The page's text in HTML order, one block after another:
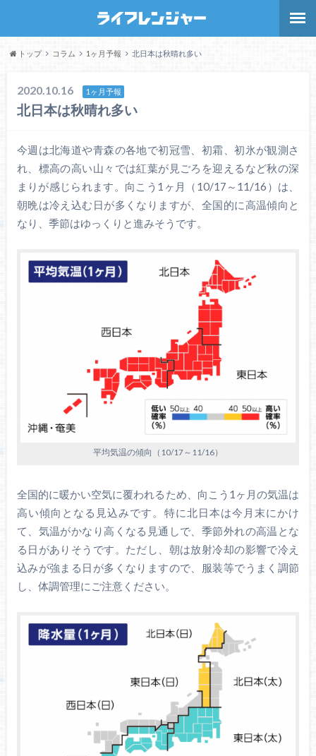
トップ コラム 1ヶ月予報 北日本は秋晴れ多い
2020.10.16 1ヶ月予報
北日本は秋晴れ多い
今週は北海道や青森の各地で初冠雪、初霜、初氷が観測さ
れ、標高の高い山々では紅葉が見ごろを迎えるなど秋の深
まりが感じられます。向こう1ヶ月（10/17～11/16）は、
朝晩は冷え込む日が多くなりますが、全国的に高温傾向と
なり、季節はゆっくりと進みそうです。
平均気温の傾向（10/17～11/16）
全国的に暖かい空気に覆われるため、向こう1ヶ月の気温は
高い傾向となる見込みです。特に北日本は今月末にかけ
て、気温がかなり高くなる見通しで、季節外れの高温とな
る日がありそうです。ただし、朝は放射冷却の影響で冷え
込みが強まる日が多くなりますので、服装等でうまく調節
し、体調管理にご注意ください。